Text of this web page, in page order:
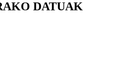
DATUAK